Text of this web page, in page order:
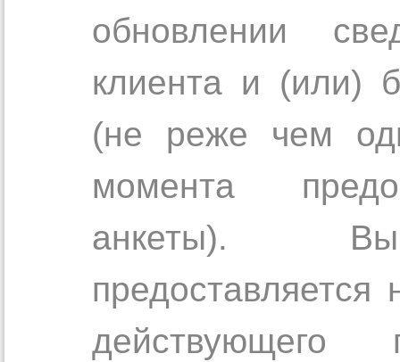
обновлении
клиента и (или)
(не реже чем
момента
анкеты).
предоставляется